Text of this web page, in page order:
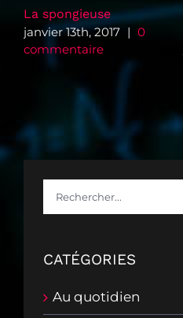
La spongieuse
janvier 13th, 2017 | 0
commentaire
CATÉGORIES
Au quotidien